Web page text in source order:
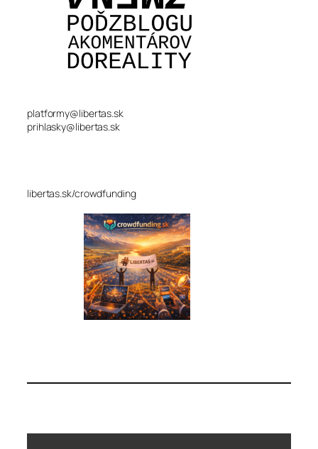
platformy@libertas.sk
prihlasky@libertas.sk
libertas.sk/crowdfunding